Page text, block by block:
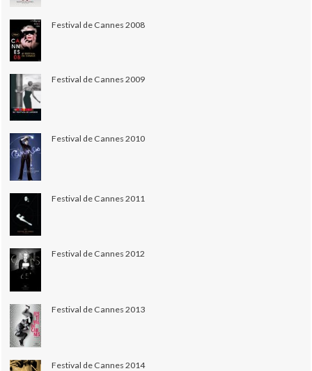
Festival de Cannes 2008
Festival de Cannes 2009
Festival de Cannes 2010
Festival de Cannes 2011
Festival de Cannes 2012
Festival de Cannes 2013
Festival de Cannes 2014